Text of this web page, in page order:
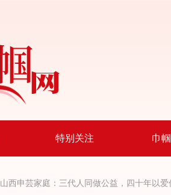
特别关注 巾
山西申芸家庭：三代人同做公益，四十年以爱